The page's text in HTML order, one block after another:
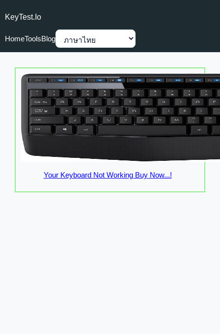
KeyTest.io
HomeToolsBlog
Your Keyboard Not Working Buy Now...!